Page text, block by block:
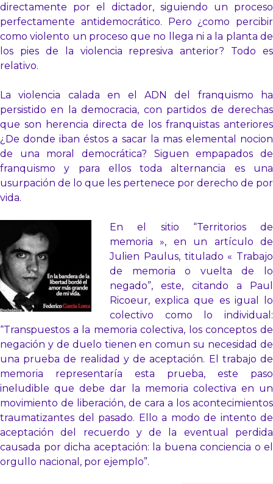
directamente por el dictador, siguiendo un proceso
perfectamente antidemocrático. Pero ¿como percibir
como violento un proceso que no llega ni a la planta de
los pies de la violencia represiva anterior? Todo es
relativo.
La violencia calada en el ADN del franquismo ha
persistido en la democracia, con partidos de derechas
que son herencia directa de los franquistas anteriores
¿De donde iban éstos a sacar la mas elemental nocion
de una moral democrática? Siguen empapados de
franquismo y para ellos toda alternancia es una
usurpación de lo que les pertenece por derecho de por
vida.
En el sitio “Territorios de
memoria », en un artículo de
Julien Paulus, titulado « Trabajo
de memoria o vuelta de lo
negado”, este, citando a Paul
Ricoeur, explica que es igual lo
colectivo como lo individual:
“Transpuestos a la memoria colectiva, los conceptos de
negación y de duelo tienen en comun su necesidad de
una prueba de realidad y de aceptación. El trabajo de
memoria representaría esta prueba, este paso
ineludible que debe dar la memoria colectiva en un
movimiento de liberación, de cara a los acontecimientos
traumatizantes del pasado. Ello a modo de intento de
aceptación del recuerdo y de la eventual perdida
causada por dicha aceptación: la buena conciencia o el
orgullo nacional, por ejemplo”.